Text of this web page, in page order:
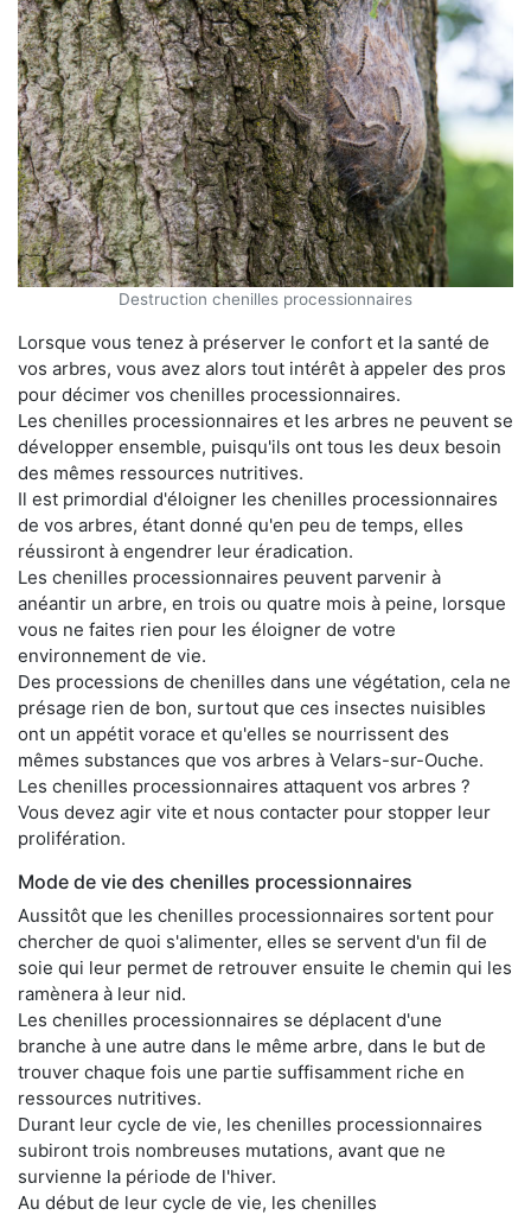
Destruction chenilles processionnaires
Lorsque vous tenez à préserver le confort et la santé de
vos arbres, vous avez alors tout intérêt à appeler des pros
pour décimer vos chenilles processionnaires.
Les chenilles processionnaires et les arbres ne peuvent se
développer ensemble, puisqu'ils ont tous les deux besoin
des mêmes ressources nutritives.
Il est primordial d'éloigner les chenilles processionnaires
de vos arbres, étant donné qu'en peu de temps, elles
réussiront à engendrer leur éradication.
Les chenilles processionnaires peuvent parvenir à
anéantir un arbre, en trois ou quatre mois à peine, lorsque
vous ne faites rien pour les éloigner de votre
environnement de vie.
Des processions de chenilles dans une végétation, cela ne
présage rien de bon, surtout que ces insectes nuisibles
ont un appétit vorace et qu'elles se nourrissent des
mêmes substances que vos arbres à Velars-sur-Ouche.
Les chenilles processionnaires attaquent vos arbres ?
Vous devez agir vite et nous contacter pour stopper leur
prolifération.
Mode de vie des chenilles processionnaires
Aussitôt que les chenilles processionnaires sortent pour
chercher de quoi s'alimenter, elles se servent d'un fil de
soie qui leur permet de retrouver ensuite le chemin qui les
ramènera à leur nid.
Les chenilles processionnaires se déplacent d'une
branche à une autre dans le même arbre, dans le but de
trouver chaque fois une partie suffisamment riche en
ressources nutritives.
Durant leur cycle de vie, les chenilles processionnaires
subiront trois nombreuses mutations, avant que ne
survienne la période de l'hiver.
Au début de leur cycle de vie, les chenilles